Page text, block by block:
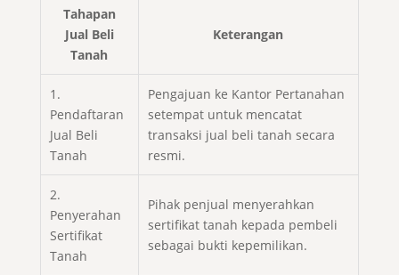
Tahapan
Jual Beli
Tanah
Keterangan
1.
Pendaftaran
Jual Beli
Tanah
Pengajuan ke Kantor Pertanahan
setempat untuk mencatat
transaksi jual beli tanah secara
resmi.
2.
Penyerahan
Sertifikat
Tanah
Pihak penjual menyerahkan
sertifikat tanah kepada pembeli
sebagai bukti kepemilikan.